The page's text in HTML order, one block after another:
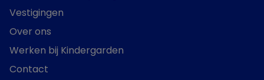
Vestigingen
Over ons
Werken bij Kindergarden
Contact